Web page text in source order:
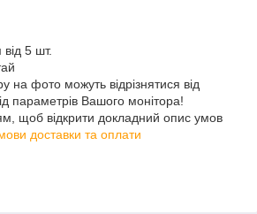
5 шт.
на фото можуть відрізнятися від
параметрів Вашого монітора!
щоб відкрити докладний опис умов
доставки та оплати